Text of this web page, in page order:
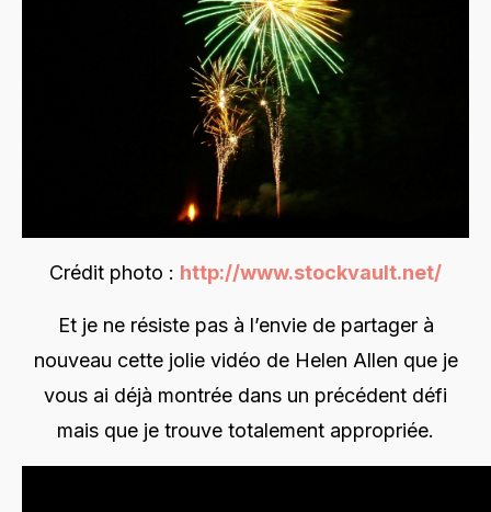
Crédit photo : http://www.stockvault.net/
Et je ne résiste pas à l’envie de partager à
nouveau cette jolie vidéo de Helen Allen que je
vous ai déjà montrée dans un précédent défi
mais que je trouve totalement appropriée.